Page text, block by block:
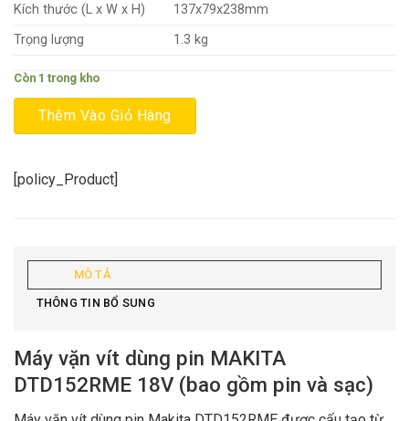
Kích thước (L x W x H)
137x79x238mm
Trọng lượng
1.3 kg
Còn 1 trong kho
Thêm Vào Giỏ Hàng
[policy_Product]
MÔ TẢ
THÔNG TIN BỔ SUNG
Máy vặn vít dùng pin MAKITA
DTD152RME 18V (bao gồm pin và sạc)